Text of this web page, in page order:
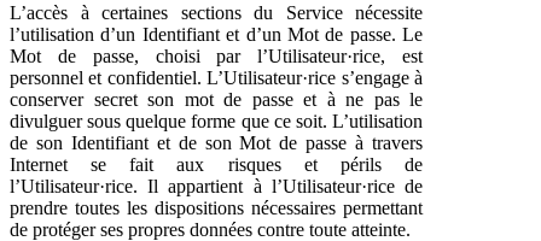
L’accès à certaines sections du Service nécessite
l’utilisation d’un Identifiant et d’un Mot de passe. Le
Mot de passe, choisi par l’Utilisateur·rice, est
personnel et confidentiel. L’Utilisateur·rice s’engage à
conserver secret son mot de passe et à ne pas le
divulguer sous quelque forme que ce soit. L’utilisation
de son Identifiant et de son Mot de passe à travers
Internet se fait aux risques et périls de
l’Utilisateur·rice. Il appartient à l’Utilisateur·rice de
prendre toutes les dispositions nécessaires permettant
de protéger ses propres données contre toute atteinte.